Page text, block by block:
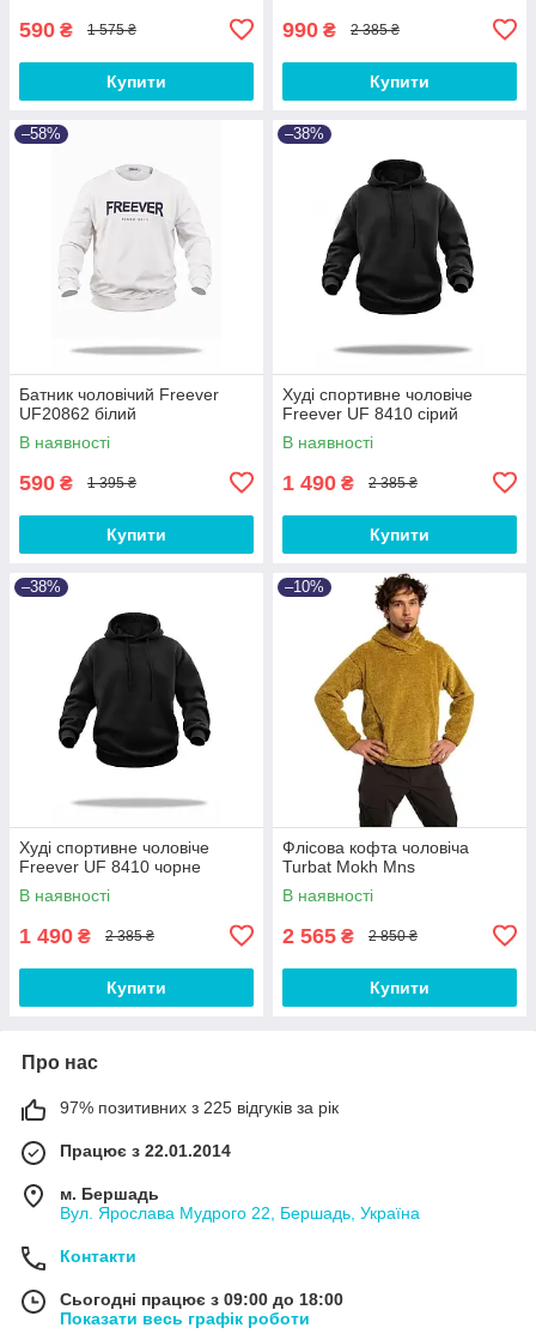
590 ₴ 1 575 ₴
Купити
990 ₴ 2 385 ₴
Купити
–58%
Батник чоловічий Freever
UF20862 білий
В наявності
590 ₴ 1 395 ₴
Купити
–38%
Худі спортивне чоловіче
Freever UF 8410 сірий
В наявності
1 490 ₴ 2 385 ₴
Купити
–38%
Худі спортивне чоловіче
Freever UF 8410 чорне
В наявності
1 490 ₴ 2 385 ₴
Купити
–10%
Флісова кофта чоловіча
Turbat Mokh Mns
В наявності
2 565 ₴ 2 850 ₴
Купити
Про нас
97% позитивних з 225 відгуків за рік
Працює з 22.01.2014
м. Бершадь
Вул. Ярослава Мудрого 22, Бершадь, Україна
Контакти
Сьогодні працює з 09:00 до 18:00
Показати весь графік роботи